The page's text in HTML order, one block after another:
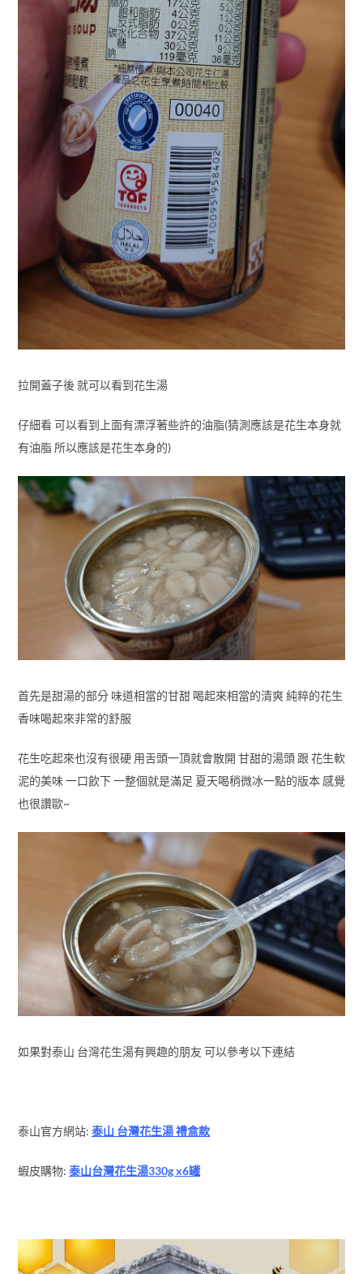
拉開蓋子後 就可以看到花生湯
仔細看 可以看到上面有漂浮著些許的油脂(猜測應該是花生本身就
有油脂 所以應該是花生本身的)
首先是甜湯的部分 味道相當的甘甜 喝起來相當的清爽 純粹的花生
香味喝起來非常的舒服
花生吃起來也沒有很硬 用舌頭一頂就會散開 甘甜的湯頭 跟 花生軟
泥的美味 一口飲下 一整個就是滿足 夏天喝稍微冰一點的版本 感覺
也很讚歐~
如果對泰山 台灣花生湯有興趣的朋友 可以參考以下連結
泰山官方網站: 泰山 台灣花生湯 禮盒款
蝦皮購物: 泰山台灣花生湯330g x6罐